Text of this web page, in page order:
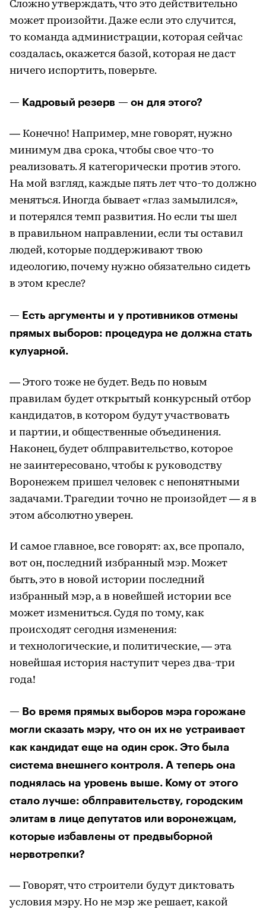
Сложно утверждать, что это действительно
может произойти. Даже если это случится,
то команда администрации, которая сейчас
создалась, окажется базой, которая не даст
ничего испортить, поверьте.
— Кадровый резерв — он для этого?
— Конечно! Например, мне говорят, нужно
минимум два срока, чтобы свое что-то
реализовать. Я категорически против этого.
На мой взгляд, каждые пять лет что-то должно
меняться. Иногда бывает «глаз замылился»,
и потерялся темп развития. Но если ты шел
в правильном направлении, если ты оставил
людей, которые поддерживают твою
идеологию, почему нужно обязательно сидеть
в этом кресле?
— Есть аргументы и у противников отмены
прямых выборов: процедура не должна стать
кулуарной.
— Этого тоже не будет. Ведь по новым
правилам будет открытый конкурсный отбор
кандидатов, в котором будут участвовать
и партии, и общественные объединения.
Наконец, будет облправительство, которое
не заинтересовано, чтобы к руководству
Воронежем пришел человек с непонятными
задачами. Трагедии точно не произойдет — я в
этом абсолютно уверен.
И самое главное, все говорят: ах, все пропало,
вот он, последний избранный мэр. Может
быть, это в новой истории последний
избранный мэр, а в новейшей истории все
может измениться. Судя по тому, как
происходят сегодня изменения:
и технологические, и политические, — эта
новейшая история наступит через два-три
года!
— Во время прямых выборов мэра горожане
могли сказать мэру, что он их не устраивает
как кандидат еще на один срок. Это была
система внешнего контроля. А теперь она
поднялась на уровень выше. Кому от этого
стало лучше: облправительству, городским
элитам в лице депутатов или воронежцам,
которые избавлены от предвыборной
нервотрепки?
— Говорят, что строители будут диктовать
условия мэру. Но не мэр же решает, какой